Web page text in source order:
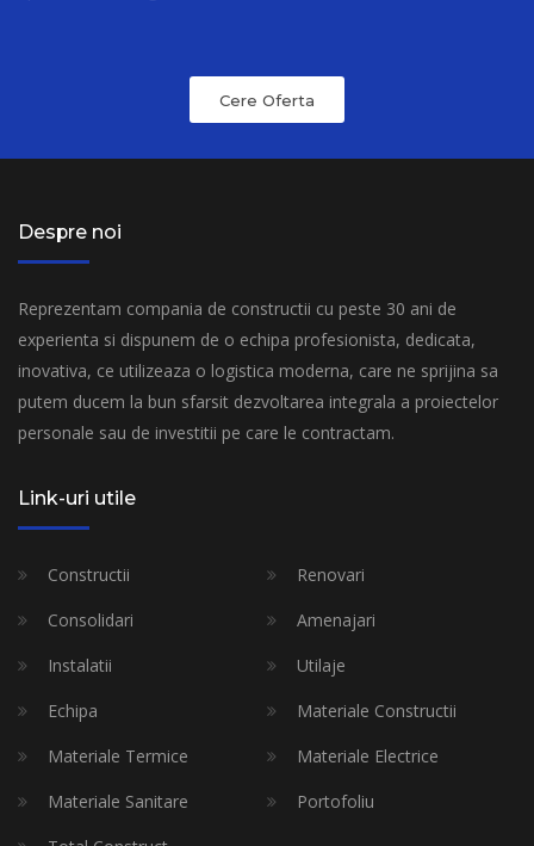
Cere Oferta
Despre noi
Reprezentam compania de constructii cu peste 30 ani de
experienta si dispunem de o echipa profesionista, dedicata,
inovativa, ce utilizeaza o logistica moderna, care ne sprijina sa
putem ducem la bun sfarsit dezvoltarea integrala a proiectelor
personale sau de investitii pe care le contractam.
Link-uri utile
Constructii
Renovari
Consolidari
Amenajari
Instalatii
Utilaje
Echipa
Materiale Constructii
Materiale Termice
Materiale Electrice
Materiale Sanitare
Portofoliu